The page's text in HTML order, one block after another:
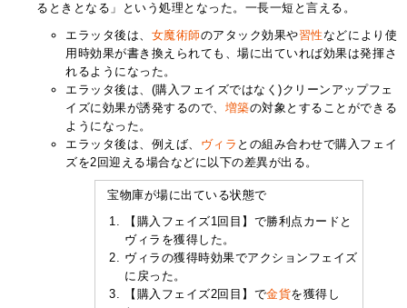
るときとなる」という処理となった。一長一短と言える。
エラッタ後は、 女魔術師のアタック効果や習性などにより使
用時効果が書き換えられても、場に出ていれば効果は発揮さ
れるようになった。
エラッタ後は、(購入フェイズではなく)クリーンアップフェ
イズに効果が誘発するので、 増築の対象とすることができる
ようになった。
エラッタ後は、例えば、 ヴィラ との組み合わせで購入フェイ
ズを2回迎える場合などに以下の差異が出る。
宝物庫が場に出ている状態で
【購入フェイズ1回目】で勝利点カードと
ヴィラを獲得した。
ヴィラの獲得時効果でアクションフェイズ
に戻った。
【購入フェイズ2回目】で金貨を獲得し